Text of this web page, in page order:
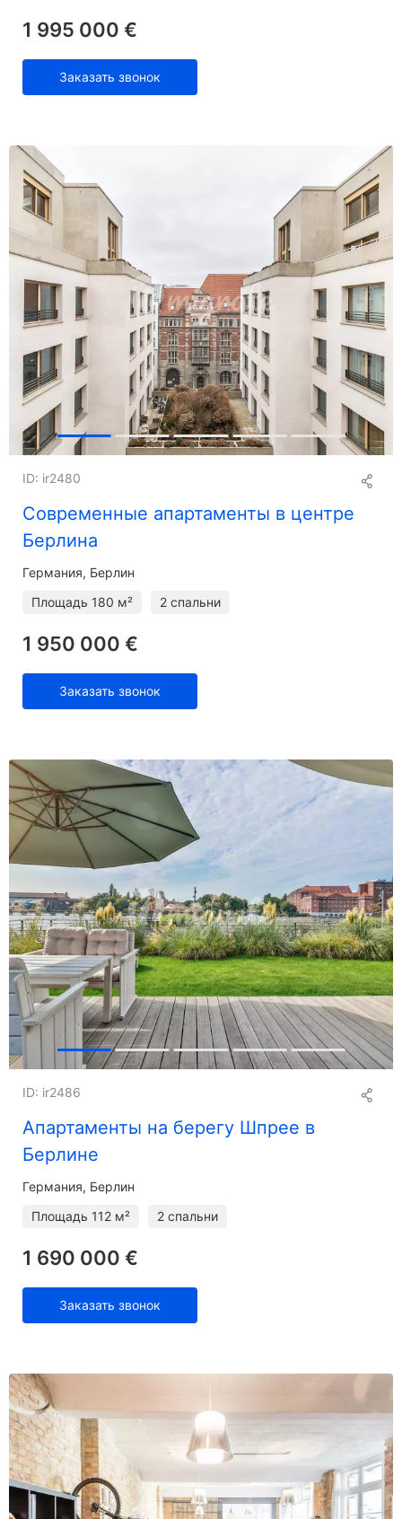
1 995 000 €
Заказать звонок
Современные апартаменты в центре
Берлина
ID: ir2480
Германия, Берлин
Площадь 180 м² 2 спальни
1 950 000 €
Заказать звонок
Апартаменты на берегу Шпрее в
Берлине
ID: ir2486
Германия, Берлин
Площадь 112 м² 2 спальни
1 690 000 €
Заказать звонок